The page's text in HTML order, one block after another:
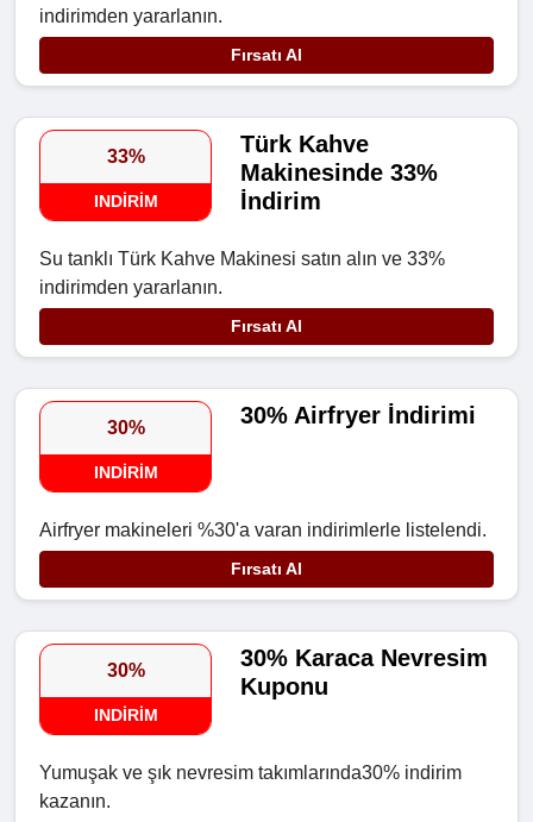
indirimden yararlanın.
Fırsatı Al
33%
INDIRIM
Türk Kahve
Makinesinde 33%
İndirim
Su tanklı Türk Kahve Makinesi satın alın ve 33%
indirimden yararlanın.
Fırsatı Al
30%
INDIRIM
30% Airfryer İndirimi
Airfryer makineleri %30'a varan indirimlerle listelendi.
Fırsatı Al
30%
INDIRIM
30% Karaca Nevresim
Kuponu
Yumuşak ve şık nevresim takımlarında30% indirim
kazanın.